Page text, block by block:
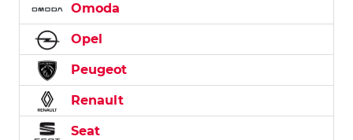
Omoda
Opel
Peugeot
Renault
Seat